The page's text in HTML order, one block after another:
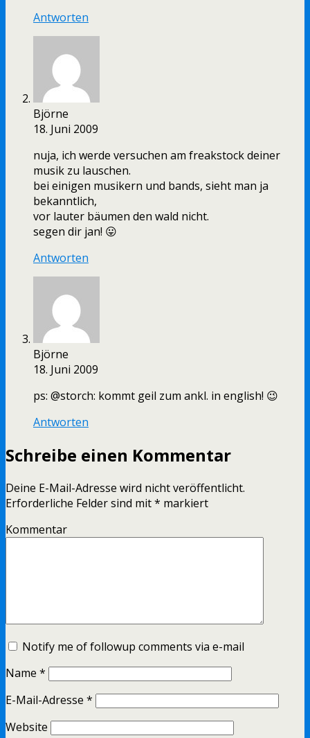
Antworten
Björne
18. Juni 2009
nuja, ich werde versuchen am freakstock deiner
musik zu lauschen.
bei einigen musikern und bands, sieht man ja
bekanntlich,
vor lauter bäumen den wald nicht.
segen dir jan! 😛
Antworten
Björne
18. Juni 2009
ps: @storch: kommt geil zum ankl. in english! 😉
Antworten
Schreibe einen Kommentar
Deine E-Mail-Adresse wird nicht veröffentlicht.
Erforderliche Felder sind mit* markiert
Kommentar
Notify me of followup comments via e-mail
Name *
E-Mail-Adresse *
Website